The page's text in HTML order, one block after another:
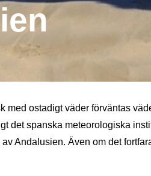
med ostadigt väder förväntas
det spanska meteorologiska
Andalusien. Även om det